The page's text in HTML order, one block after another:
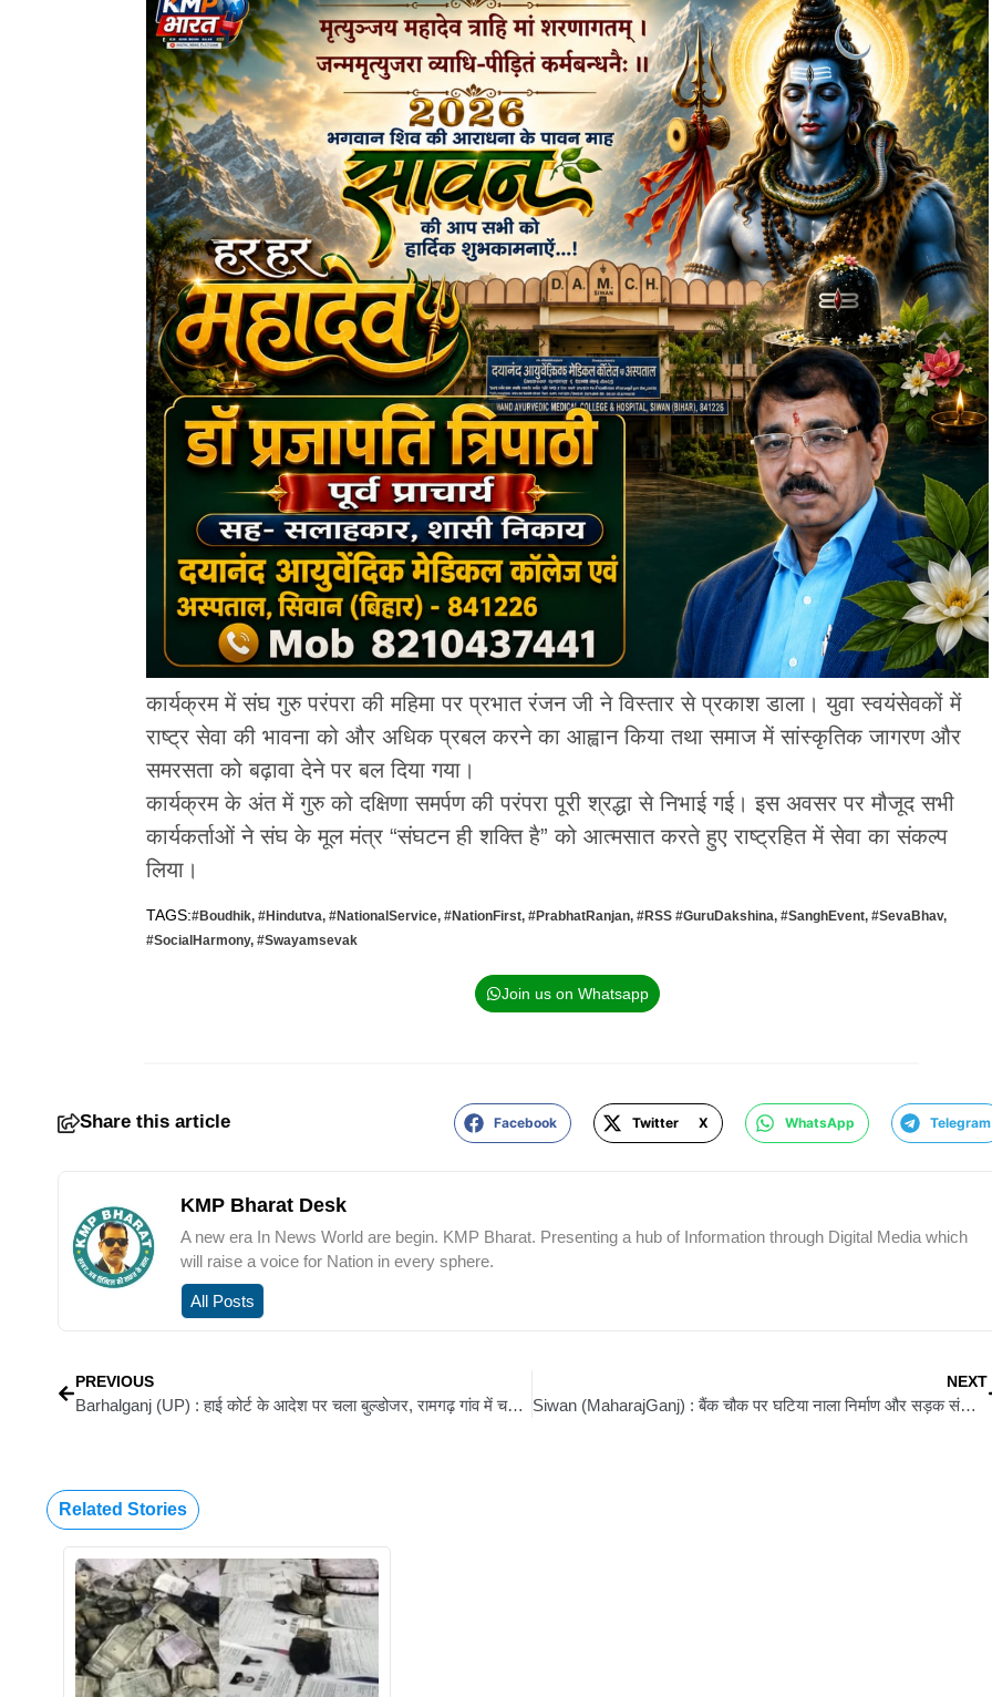
कार्यक्रम में संघ गुरु परंपरा की महिमा पर प्रभात रंजन जी ने विस्तार से प्रकाश डाला। युवा स्वयंसेवकों में
राष्ट्र सेवा की भावना को और अधिक प्रबल करने का आह्वान किया तथा समाज में सांस्कृतिक जागरण और
समरसता को बढ़ावा देने पर बल दिया गया।
कार्यक्रम के अंत में गुरु को दक्षिणा समर्पण की परंपरा पूरी श्रद्धा से निभाई गई। इस अवसर पर मौजूद सभी
कार्यकर्ताओं ने संघ के मूल मंत्र “संघटन ही शक्ति है” को आत्मसात करते हुए राष्ट्रहित में सेवा का संकल्प
लिया।
TAGS:#Boudhik, #Hindutva, #NationalService, #NationFirst, #PrabhatRanjan, #RSS #GuruDakshina, #SanghEvent, #SevaBhav,
#SocialHarmony, #Swayamsevak
Join us on Whatsapp
Share this article Facebook Twitter X WhatsApp Telegram
KMP Bharat Desk
A new era In News World are begin. KMP Bharat. Presenting a hub of Information through Digital Media which
will raise a voice for Nation in every sphere.
All Posts
PREVIOUS
Barhalganj (UP) : हाई कोर्ट के आदेश पर चला बुल्डोजर, रामगढ़ गांव में चकमार्ग से हटाया गया अवैध निर्माण
NEXT
Siwan (MaharajGanj) : बैंक चौक पर घटिया नाला निर्माण और सड़क संक्रीण करने पर फूटा लोगों का गुस्सा
Related Stories